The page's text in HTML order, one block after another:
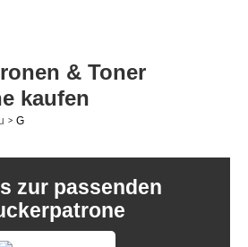
& Toner
kaufen
> G
zur passenden